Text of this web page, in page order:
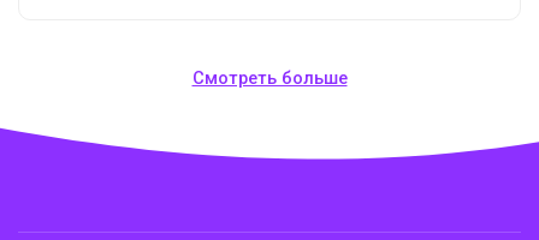
Смотреть больше